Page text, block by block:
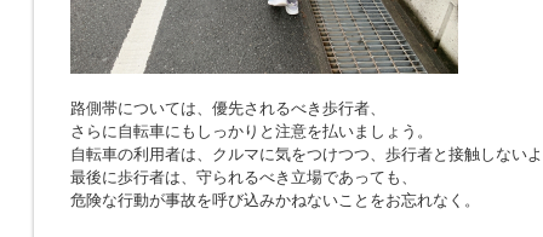
路側帯については、優先されるべき歩行者、
さらに自転車にもしっかりと注意を払いましょう。
自転車の利用者は、クルマに気をつけつつ、歩行者と接触しない
最後に歩行者は、守られるべき立場であっても、
危険な行動が事故を呼び込みかねないことをお忘れなく。